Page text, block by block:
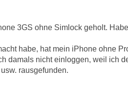
3GS ohne Simlock geholt.
habe, hat mein iPhone ohne
damals nicht einloggen, weil ich
rausgefunden.